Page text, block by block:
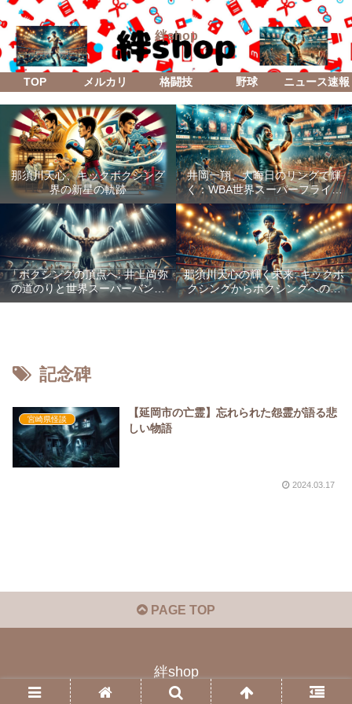
絆shop
TOP メルカリ 格闘技 野球 ニュース速報
那須川天心、キックボクシング
界の新星の軌跡
井岡一翔、大晦日のリングで輝
く：WBA世界スーパーフライ級
防衛戦「Lifetime Boxing Fights
18」
「ボクシングの頂点へ: 井上尚弥
の道のりと世界スーパーバンタ
ム級統一戦の全貌」
那須川天心の輝く未来: キックボ
クシングからボクシングへの成
功した転身
記念碑
宮崎県怪談
【延岡市の亡霊】忘れられた怨霊が語る悲
しい物語
2024.03.17
PAGE TOP
絆shop
© 2023 絆shop.